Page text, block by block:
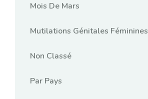
Mois De Mars
Mutilations Génitales Féminines
Non Classé
Par Pays